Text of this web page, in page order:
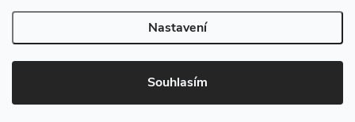
Nastavení
Souhlasím
Copyright 2026CHN.cz. Všechna práva vyhrazena.Upravit nastavení
cookies